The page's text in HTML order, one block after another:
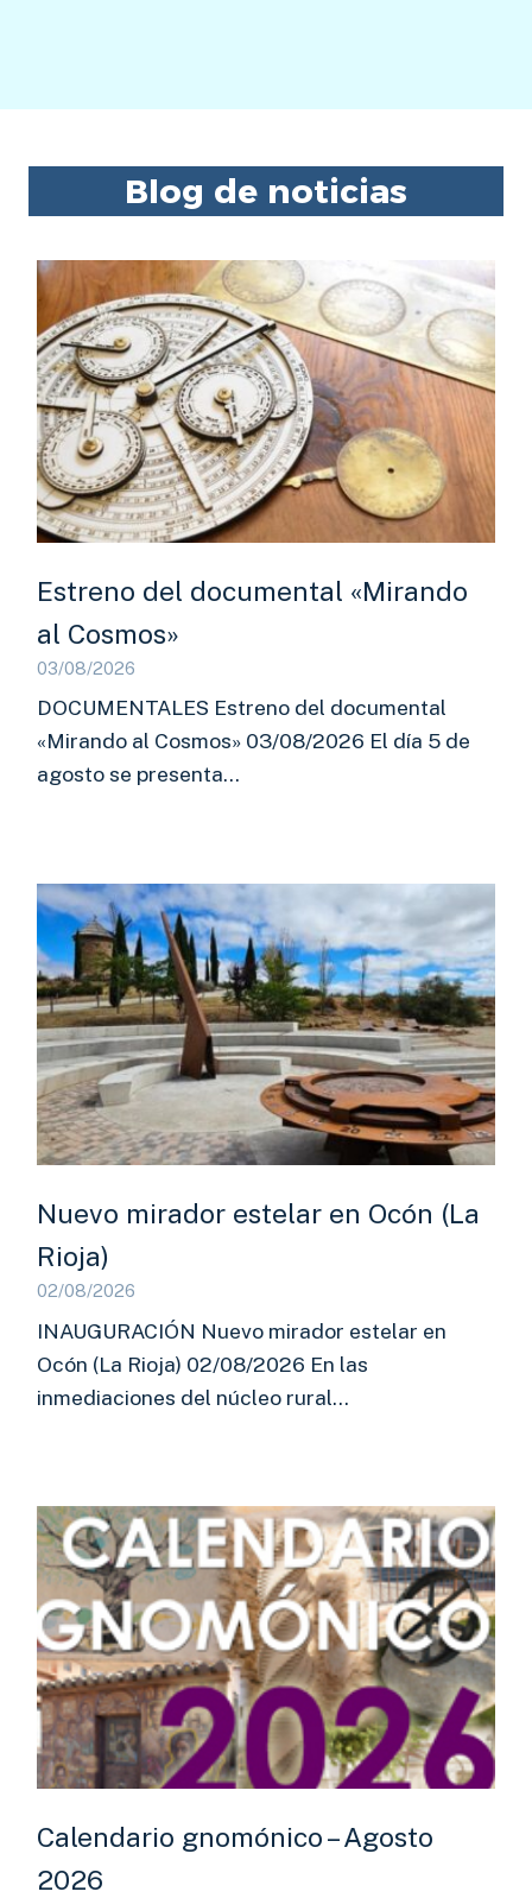
Blog de noticias
Estreno del documental «Mirando
al Cosmos»
03/08/2026
DOCUMENTALES Estreno del documental
«Mirando al Cosmos» 03/08/2026 El día 5 de
agosto se presenta…
Nuevo mirador estelar en Ocón (La
Rioja)
02/08/2026
INAUGURACIÓN Nuevo mirador estelar en
Ocón (La Rioja) 02/08/2026 En las
inmediaciones del núcleo rural…
Calendario gnomónico – Agosto
2026